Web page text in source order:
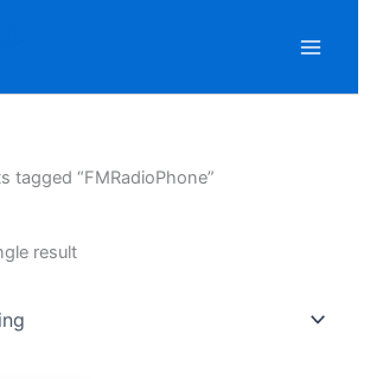
tagged “FMRadioPhone”
result